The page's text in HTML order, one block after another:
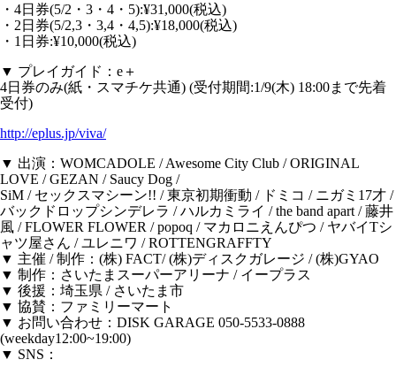
・4日券(5/2・3・4・5):¥31,000(税込)
・2日券(5/2,3・3,4・4,5):¥18,000(税込)
・1日券:¥10,000(税込)
▼ プレイガイド：e＋
4日券のみ(紙・スマチケ共通) (受付期間:1/9(木) 18:00まで先着
受付)
http://eplus.jp/viva/
▼ 出演：WOMCADOLE / Awesome City Club / ORIGINAL
LOVE / GEZAN / Saucy Dog /
SiM / セックスマシーン!! / 東京初期衝動 / ドミコ / ニガミ17才 /
バックドロップシンデレラ / ハルカミライ / the band apart / 藤井
風 / FLOWER FLOWER / popoq / マカロニえんぴつ / ヤバイTシ
ャツ屋さん / ユレニワ / ROTTENGRAFFTY
▼ 主催 / 制作：(株) FACT/ (株)ディスクガレージ / (株)GYAO
▼ 制作：さいたまスーパーアリーナ / イープラス
▼ 後援：埼玉県 / さいたま市
▼ 協賛：ファミリーマート
▼ お問い合わせ：DISK GARAGE 050-5533-0888
(weekday12:00~19:00)
▼ SNS：